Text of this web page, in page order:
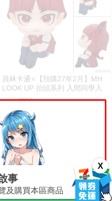
X
員林卡通⭐️【預購27年2月】MH
LOOK UP 抬頭系列 入間同學入
魔了！歐佩拉 0813
售價 780
事
及購買本區商品